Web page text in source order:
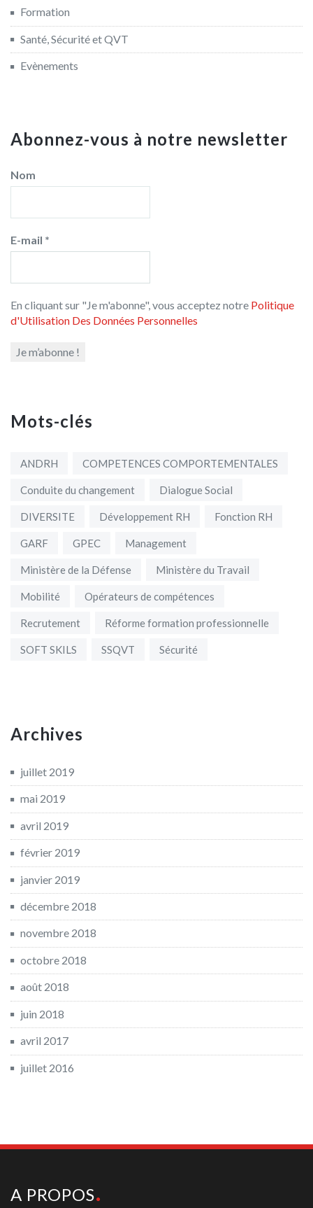
Formation
Santé, Sécurité et QVT
Evènements
Abonnez-vous à notre newsletter
Nom
E-mail *
En cliquant sur "Je m'abonne", vous acceptez notre Politique
d'Utilisation Des Données Personnelles
Mots-clés
ANDRH COMPETENCES COMPORTEMENTALES
Conduite du changement Dialogue Social
DIVERSITE Développement RH Fonction RH
GARF GPEC Management
Ministère de la Défense Ministère du Travail
Mobilité Opérateurs de compétences
Recrutement Réforme formation professionnelle
SOFT SKILS SSQVT Sécurité
Archives
juillet 2019
mai 2019
avril 2019
février 2019
janvier 2019
décembre 2018
novembre 2018
octobre 2018
août 2018
juin 2018
avril 2017
juillet 2016
A PROPOS